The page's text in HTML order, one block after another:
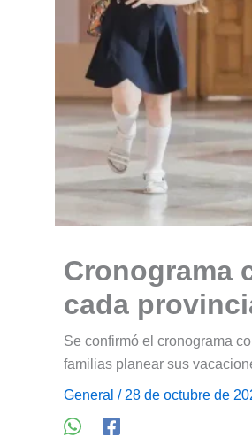
Cronograma
cada
Se confirmó el cronograma
familias planear sus
General / 28 de octubre de